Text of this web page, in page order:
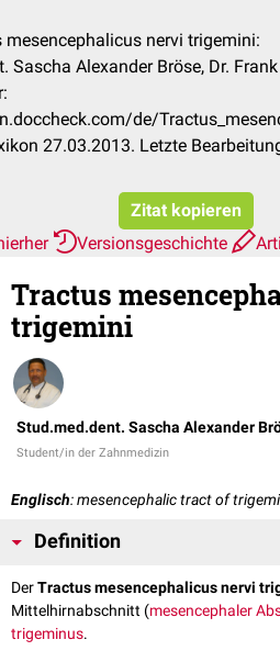
mesencephalicus nervi trigemini:
Sascha Alexander Bröse, Dr.
de/
27.03.2013. Letzte
Zitat kopieren
Versionsgeschichte
Tractus
trigemini
Stud.med.dent. Sascha Alexander
Student/in der Zahnmedizin
Englisch: mesencephalic tract of
Definition
DerTractus mesencephalicus nervi
Mittelhirnabschnitt (mesencephaler
trigeminus.